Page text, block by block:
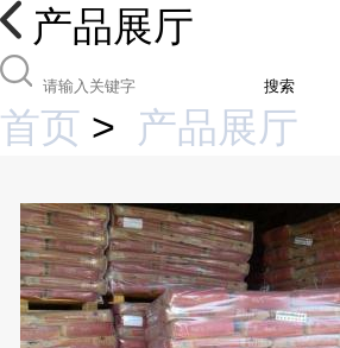
产品展厅
搜索
首页 > 产品展厅